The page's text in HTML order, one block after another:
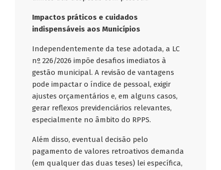
Impactos práticos e cuidados
indispensáveis aos Municípios
Independentemente da tese adotada, a LC
nº 226/2026 impõe desafios imediatos à
gestão municipal. A revisão de vantagens
pode impactar o índice de pessoal, exigir
ajustes orçamentários e, em alguns casos,
gerar reflexos previdenciários relevantes,
especialmente no âmbito do RPPS.
Além disso, eventual decisão pelo
pagamento de valores retroativos demanda
(em qualquer das duas teses) lei específica,